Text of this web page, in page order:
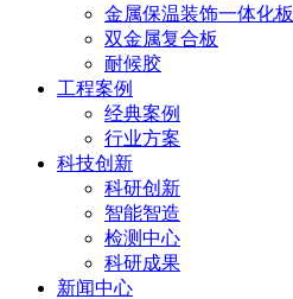
金属保温装饰一体化板
双金属复合板
耐候胶
工程案例
经典案例
行业方案
科技创新
科研创新
智能智造
检测中心
科研成果
新闻中心